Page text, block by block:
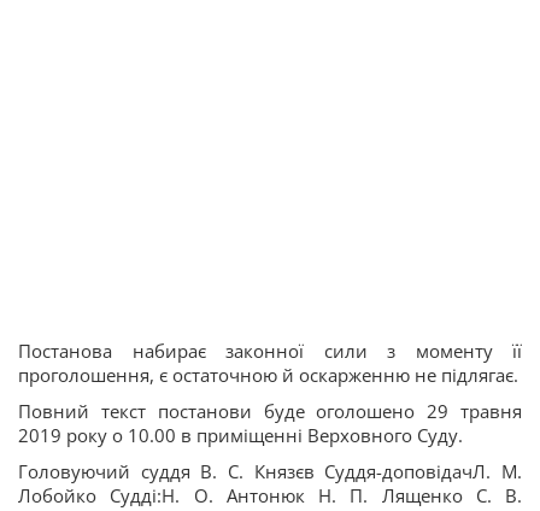
Постанова набирає законної сили з моменту її
проголошення, є остаточною й оскарженню не підлягає.
Повний текст постанови буде оголошено 29 травня
2019 року о 10.00 в приміщенні Верховного Суду.
Головуючий суддя В. С. Князєв Суддя-доповідачЛ. М.
Лобойко Судді:Н. О. Антонюк Н. П. Лященко С. В.